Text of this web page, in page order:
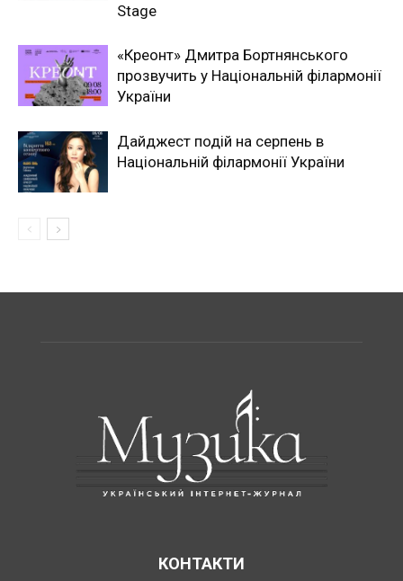
Stage
«Креонт» Дмитра Бортнянського
прозвучить у Національній філармонії
України
Дайджест подій на серпень в
Національній філармонії України
КОНТАКТИ